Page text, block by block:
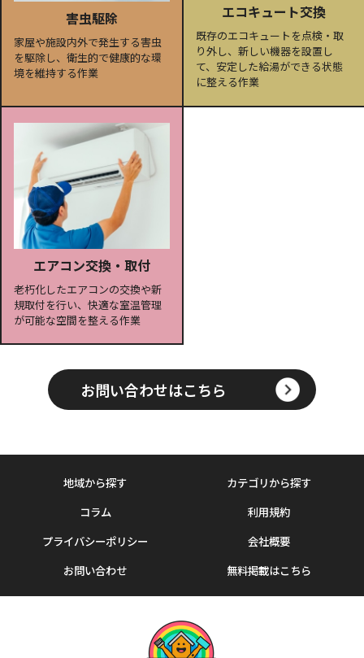
害虫駆除
家屋や施設内外で発生する害虫
を駆除し、衛生的で健康的な環
境を維持する作業
エコキュート交換
既存のエコキュートを点検・取
り外し、新しい機器を設置し
て、安定した給湯ができる状態
に整える作業
エアコン交換・取付
老朽化したエアコンの交換や新
規取付を行い、快適な室温管理
が可能な空間を整える作業
お問い合わせはこちら
地域から探す
カテゴリから探す
コラム
利用規約
プライバシーポリシー
会社概要
お問い合わせ
無料掲載はこちら